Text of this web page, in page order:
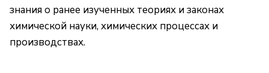
знания о ранее изученных теориях и законах
химической науки, химических процессах и
производствах.